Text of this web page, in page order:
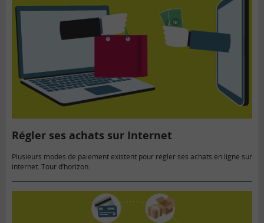
Régler ses achats sur Internet
Plusieurs modes de paiement existent pour régler ses achats en ligne sur
internet. Tour d’horizon.